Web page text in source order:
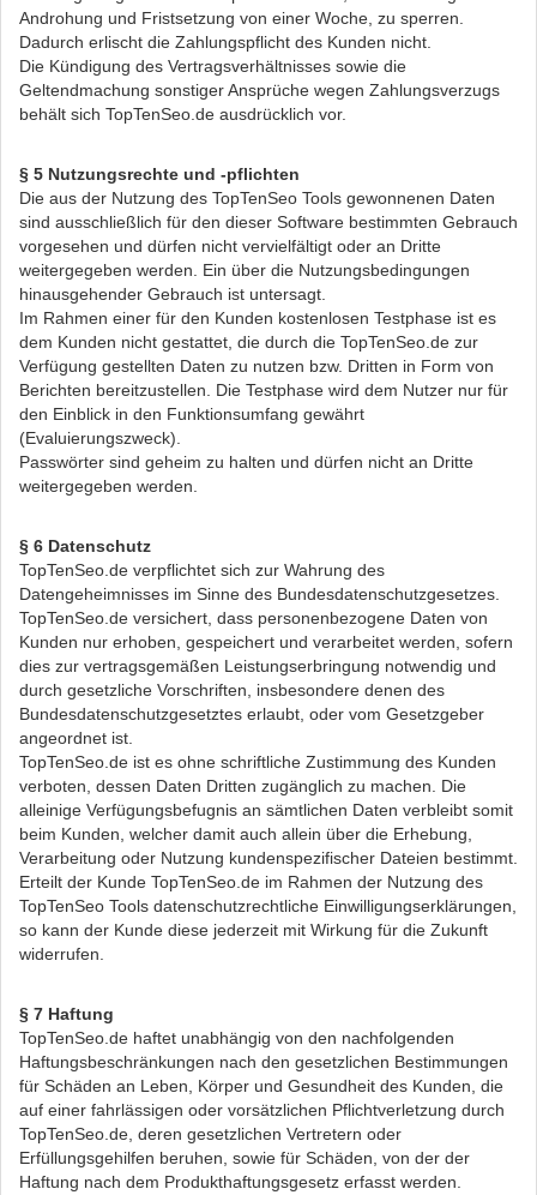
Androhung und Fristsetzung von einer Woche, zu sperren.
Dadurch erlischt die Zahlungspflicht des Kunden nicht.
Die Kündigung des Vertragsverhältnisses sowie die
Geltendmachung sonstiger Ansprüche wegen Zahlungsverzugs
behält sich TopTenSeo.de ausdrücklich vor.
§ 5 Nutzungsrechte und -pflichten
Die aus der Nutzung des TopTenSeo Tools gewonnenen Daten
sind ausschließlich für den dieser Software bestimmten Gebrauch
vorgesehen und dürfen nicht vervielfältigt oder an Dritte
weitergegeben werden. Ein über die Nutzungsbedingungen
hinausgehender Gebrauch ist untersagt.
Im Rahmen einer für den Kunden kostenlosen Testphase ist es
dem Kunden nicht gestattet, die durch die TopTenSeo.de zur
Verfügung gestellten Daten zu nutzen bzw. Dritten in Form von
Berichten bereitzustellen. Die Testphase wird dem Nutzer nur für
den Einblick in den Funktionsumfang gewährt
(Evaluierungszweck).
Passwörter sind geheim zu halten und dürfen nicht an Dritte
weitergegeben werden.
§ 6 Datenschutz
TopTenSeo.de verpflichtet sich zur Wahrung des
Datengeheimnisses im Sinne des Bundesdatenschutzgesetzes.
TopTenSeo.de versichert, dass personenbezogene Daten von
Kunden nur erhoben, gespeichert und verarbeitet werden, sofern
dies zur vertragsgemäßen Leistungserbringung notwendig und
durch gesetzliche Vorschriften, insbesondere denen des
Bundesdatenschutzgesetztes erlaubt, oder vom Gesetzgeber
angeordnet ist.
TopTenSeo.de ist es ohne schriftliche Zustimmung des Kunden
verboten, dessen Daten Dritten zugänglich zu machen. Die
alleinige Verfügungsbefugnis an sämtlichen Daten verbleibt somit
beim Kunden, welcher damit auch allein über die Erhebung,
Verarbeitung oder Nutzung kundenspezifischer Dateien bestimmt.
Erteilt der Kunde TopTenSeo.de im Rahmen der Nutzung des
TopTenSeo Tools datenschutzrechtliche Einwilligungserklärungen,
so kann der Kunde diese jederzeit mit Wirkung für die Zukunft
widerrufen.
§ 7 Haftung
TopTenSeo.de haftet unabhängig von den nachfolgenden
Haftungsbeschränkungen nach den gesetzlichen Bestimmungen
für Schäden an Leben, Körper und Gesundheit des Kunden, die
auf einer fahrlässigen oder vorsätzlichen Pflichtverletzung durch
TopTenSeo.de, deren gesetzlichen Vertretern oder
Erfüllungsgehilfen beruhen, sowie für Schäden, von der der
Haftung nach dem Produkthaftungsgesetz erfasst werden.